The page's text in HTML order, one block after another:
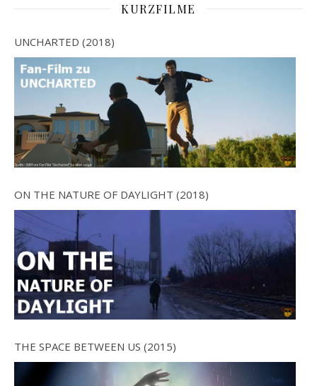
KURZFILME
UNCHARTED (2018)
ON THE NATURE OF DAYLIGHT (2018)
THE SPACE BETWEEN US (2015)